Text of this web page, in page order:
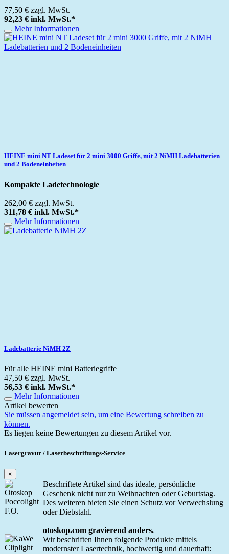
77,50 € zzgl. MwSt.
92,23 € inkl. MwSt.*
Mehr Informationen
HEINE mini NT Ladeset für 2 mini 3000 Griffe, mit 2 NiMH Ladebatterien
und 2 Bodeneinheiten
Kompakte Ladetechnologie
262,00 € zzgl. MwSt.
311,78 € inkl. MwSt.*
Mehr Informationen
Ladebatterie NiMH 2Z
Für alle HEINE mini Batteriegriffe
47,50 € zzgl. MwSt.
56,53 € inkl. MwSt.*
Mehr Informationen
Artikel bewerten
Sie müssen angemeldet sein, um eine Bewertung schreiben zu
können.
Es liegen keine Bewertungen zu diesem Artikel vor.
Lasergravur / Laserbeschriftungs-Service
×
Beschriftete Artikel sind das ideale, persönliche
Geschenk nicht nur zu Weihnachten oder Geburtstag.
Des weiteren bieten Sie einen Schutz vor Verwechslung
oder Diebstahl.
otoskop.com gravierend anders.
Wir beschriften Ihnen folgende Produkte mittels
modernster Lasertechnik, hochwertig und dauerhaft: